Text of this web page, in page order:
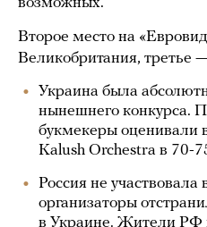
Второе место на
Великобритания, третье
Украина была
нынешнего конкурса.
букмекеры оценивали
Kalush Orchestra в 70-
Россия не участвовала
организаторы
в Украине. Жители РФ